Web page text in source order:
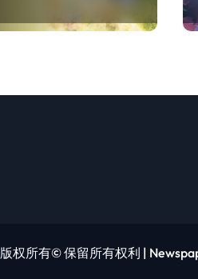
版权所有© 保留所有权利 |